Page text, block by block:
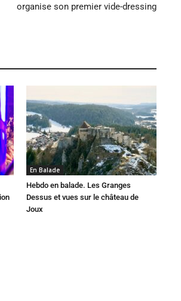
organise son premier vide-dressing
En Balade
Hebdo en balade. Les Granges
Dessus et vues sur le château de
Joux